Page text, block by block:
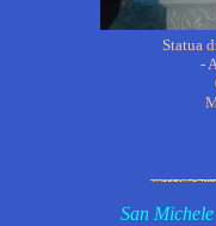
Statua
-
San